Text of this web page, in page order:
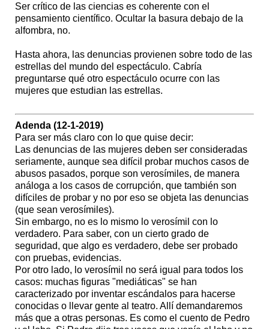
Ser crítico de las ciencias es coherente con el
pensamiento científico. Ocultar la basura debajo de la
alfombra, no.
Hasta ahora, las denuncias provienen sobre todo de las
estrellas del mundo del espectáculo. Cabría
preguntarse qué otro espectáculo ocurre con las
mujeres que estudian las estrellas.
Adenda (12-1-2019)
Para ser más claro con lo que quise decir:
Las denuncias de las mujeres deben ser consideradas
seriamente, aunque sea difícil probar muchos casos de
abusos pasados, porque son verosímiles, de manera
análoga a los casos de corrupción, que también son
difíciles de probar y no por eso se objeta las denuncias
(que sean verosímiles).
Sin embargo, no es lo mismo lo verosímil con lo
verdadero. Para saber, con un cierto grado de
seguridad, que algo es verdadero, debe ser probado
con pruebas, evidencias.
Por otro lado, lo verosímil no será igual para todos los
casos: muchas figuras "mediáticas" se han
caracterizado por inventar escándalos para hacerse
conocidas o llevar gente al teatro. Allí demandaremos
más que a otras personas. Es como el cuento de Pedro